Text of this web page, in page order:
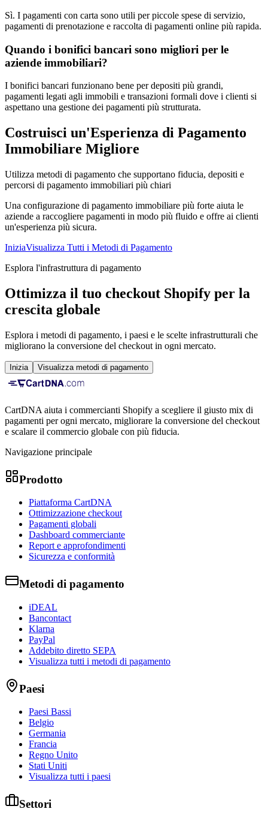
Sì. I pagamenti con carta sono utili per piccole spese di servizio,
pagamenti di prenotazione e raccolta di pagamenti online più rapida.
Quando i bonifici bancari sono migliori per le
aziende immobiliari?
I bonifici bancari funzionano bene per depositi più grandi,
pagamenti legati agli immobili e transazioni formali dove i clienti si
aspettano una gestione dei pagamenti più strutturata.
Costruisci un'Esperienza di Pagamento
Immobiliare Migliore
Utilizza metodi di pagamento che supportano fiducia, depositi e
percorsi di pagamento immobiliari più chiari
Una configurazione di pagamento immobiliare più forte aiuta le
aziende a raccogliere pagamenti in modo più fluido e offre ai clienti
un'esperienza più sicura.
IniziaVisualizza Tutti i Metodi di Pagamento
Esplora l'infrastruttura di pagamento
Ottimizza il tuo checkout Shopify per la
crescita globale
Esplora i metodi di pagamento, i paesi e le scelte infrastrutturali che
migliorano la conversione del checkout in ogni mercato.
Inizia Visualizza metodi di pagamento
CartDNA aiuta i commercianti Shopify a scegliere il giusto mix di
pagamenti per ogni mercato, migliorare la conversione del checkout
e scalare il commercio globale con più fiducia.
Navigazione principale
Prodotto
Piattaforma CartDNA
Ottimizzazione checkout
Pagamenti globali
Dashboard commerciante
Report e approfondimenti
Sicurezza e conformità
Metodi di pagamento
iDEAL
Bancontact
Klarna
PayPal
Addebito diretto SEPA
Visualizza tutti i metodi di pagamento
Paesi
Paesi Bassi
Belgio
Germania
Francia
Regno Unito
Stati Uniti
Visualizza tutti i paesi
Settori